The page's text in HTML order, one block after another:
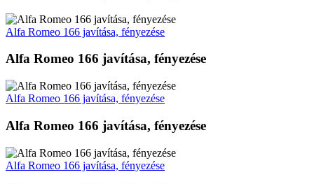
Alfa Romeo 166 javítása, fényezése
Alfa Romeo 166 javítása, fényezése
Alfa Romeo 166 javítása, fényezése
Alfa Romeo 166 javítása, fényezése
Alfa Romeo 166 javítása, fényezése